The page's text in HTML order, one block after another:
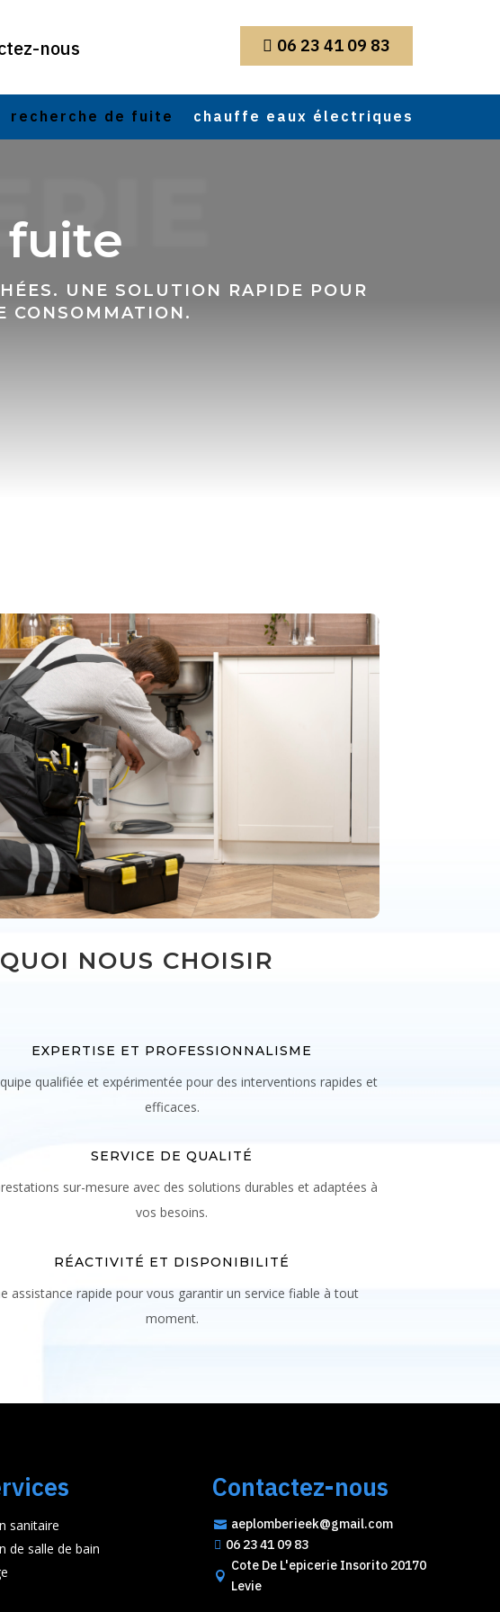
nous  06 23 41 09 83
recherche de fuite chauffe eaux électriques
fuite
UNE SOLUTION RAPIDE POUR
CONSOMMATION.
NOUS CHOISIR
EXPERTISE ET PROFESSIONNALISME
qualifiée et expérimentée pour des interventions rapides et
efficaces.
SERVICE DE QUALITÉ
sur-mesure avec des solutions durables et adaptées à
vos besoins.
RÉACTIVITÉ ET DISPONIBILITÉ
assistance rapide pour vous garantir un service fiable à tout
moment.
sanitaire
de salle de bain
Contactez-nous
 aeplomberieek@gmail.com
 06 23 41 09 83

Cote De L'epicerie Insorito 20170
Levie